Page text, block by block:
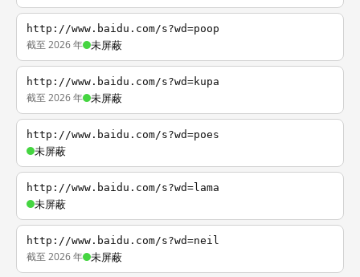
http://www.baidu.com/s?wd=poop
截至 2026 年 未屏蔽
http://www.baidu.com/s?wd=kupa
截至 2026 年 未屏蔽
http://www.baidu.com/s?wd=poes
未屏蔽
http://www.baidu.com/s?wd=lama
未屏蔽
http://www.baidu.com/s?wd=neil
截至 2026 年 未屏蔽